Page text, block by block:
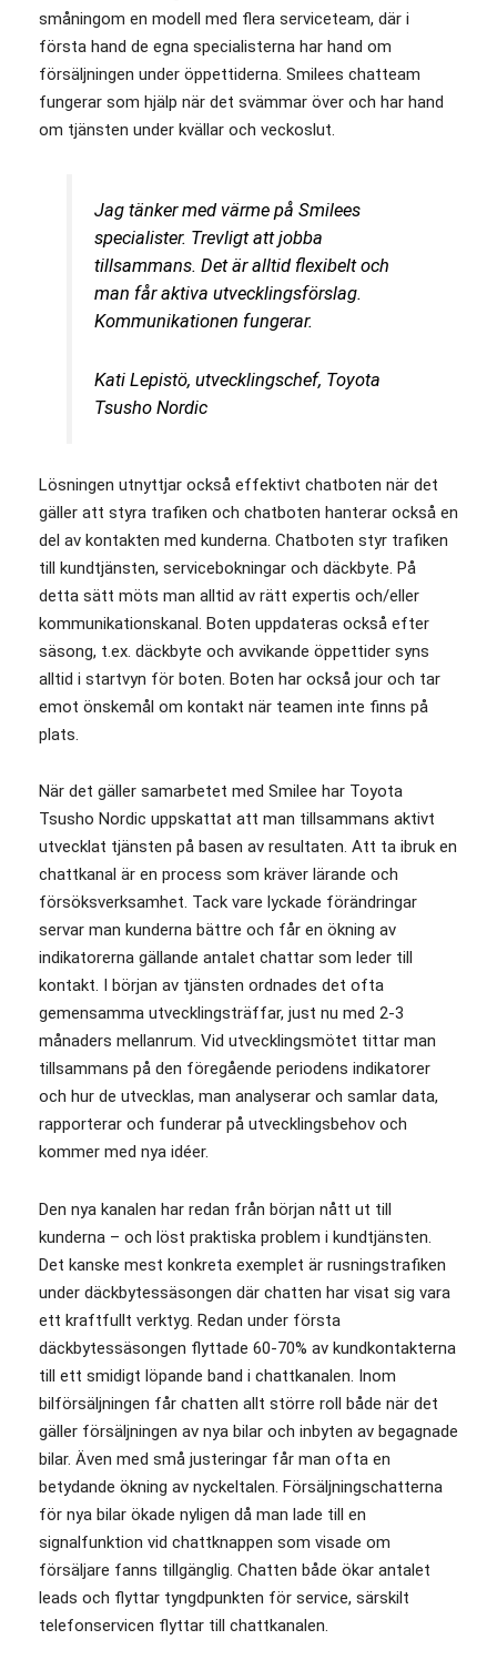
småningom en modell med flera serviceteam, där i
första hand de egna specialisterna har hand om
försäljningen under öppettiderna. Smilees chatteam
fungerar som hjälp när det svämmar över och har hand
om tjänsten under kvällar och veckoslut.
Jag tänker med värme på Smilees
specialister. Trevligt att jobba
tillsammans. Det är alltid flexibelt och
man får aktiva utvecklingsförslag.
Kommunikationen fungerar.
Kati Lepistö, utvecklingschef, Toyota
Tsusho Nordic
Lösningen utnyttjar också effektivt chatboten när det
gäller att styra trafiken och chatboten hanterar också en
del av kontakten med kunderna. Chatboten styr trafiken
till kundtjänsten, servicebokningar och däckbyte. På
detta sätt möts man alltid av rätt expertis och/eller
kommunikationskanal. Boten uppdateras också efter
säsong, t.ex. däckbyte och avvikande öppettider syns
alltid i startvyn för boten. Boten har också jour och tar
emot önskemål om kontakt när teamen inte finns på
plats.
När det gäller samarbetet med Smilee har Toyota
Tsusho Nordic uppskattat att man tillsammans aktivt
utvecklat tjänsten på basen av resultaten. Att ta ibruk en
chattkanal är en process som kräver lärande och
försöksverksamhet. Tack vare lyckade förändringar
servar man kunderna bättre och får en ökning av
indikatorerna gällande antalet chattar som leder till
kontakt. I början av tjänsten ordnades det ofta
gemensamma utvecklingsträffar, just nu med 2-3
månaders mellanrum. Vid utvecklingsmötet tittar man
tillsammans på den föregående periodens indikatorer
och hur de utvecklas, man analyserar och samlar data,
rapporterar och funderar på utvecklingsbehov och
kommer med nya idéer.
Den nya kanalen har redan från början nått ut till
kunderna – och löst praktiska problem i kundtjänsten.
Det kanske mest konkreta exemplet är rusningstrafiken
under däckbytessäsongen där chatten har visat sig vara
ett kraftfullt verktyg. Redan under första
däckbytessäsongen flyttade 60-70% av kundkontakterna
till ett smidigt löpande band i chattkanalen. Inom
bilförsäljningen får chatten allt större roll både när det
gäller försäljningen av nya bilar och inbyten av begagnade
bilar. Även med små justeringar får man ofta en
betydande ökning av nyckeltalen. Försäljningschatterna
för nya bilar ökade nyligen då man lade till en
signalfunktion vid chattknappen som visade om
försäljare fanns tillgänglig. Chatten både ökar antalet
leads och flyttar tyngdpunkten för service, särskilt
telefonservicen flyttar till chattkanalen.